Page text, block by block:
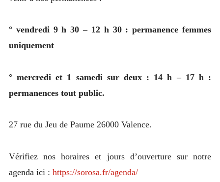
° vendredi 9 h 30 – 12 h 30 : permanence femmes
uniquement
° mercredi et 1 samedi sur deux : 14 h – 17 h :
permanences tout public.
27 rue du Jeu de Paume 26000 Valence.
Vérifiez nos horaires et jours d’ouverture sur notre
agenda ici : https://sorosa.fr/agenda/